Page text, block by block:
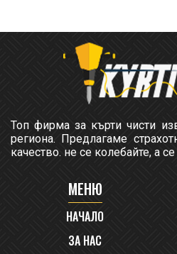
Топ фирма за кърти чисти
региона. Предлагаме
качество. не се колебайте, а
МЕНЮ
НАЧАЛО
ЗА НАС